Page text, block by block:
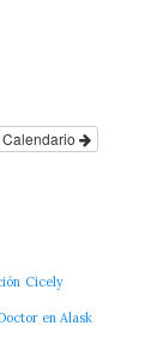
Calendario
Cicely
en Alask